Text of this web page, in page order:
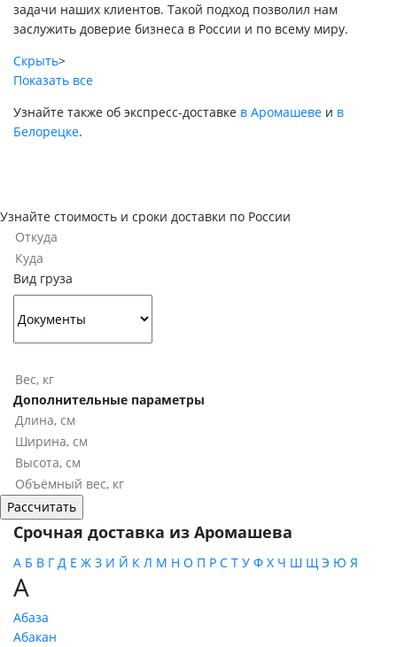
задачи наших клиентов. Такой подход позволил нам
заслужить доверие бизнеса в России и по всему миру.
Скрыть>
Показать все
Узнайте также об экспресс-доставке в Аромашеве и в
Белорецке.
Узнайте стоимость и сроки доставки по России
Вид груза
Дополнительные параметры
Срочная доставка из Аромашева
А Б В Г Д Е Ж З И Й К Л М Н О П Р С Т У Ф Х Ч Ш Щ Э Ю Я
А
Абаза
Абакан